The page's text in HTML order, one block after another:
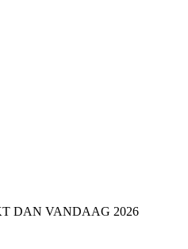
DAN VANDAAG 2026